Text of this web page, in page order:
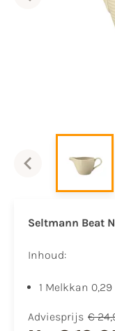
Seltmann Beat
Inhoud:
1 Melkkan
Adviesprijs €